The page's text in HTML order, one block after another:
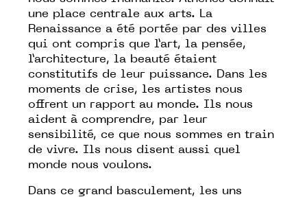
une place centrale aux arts. La
Renaissance a été portée par des villes
qui ont compris que l’art, la pensée,
l’architecture, la beauté étaient
constitutifs de leur puissance. Dans les
moments de crise, les artistes nous
offrent un rapport au monde. Ils nous
aident à comprendre, par leur
sensibilité, ce que nous sommes en train
de vivre. Ils nous disent aussi quel
monde nous voulons.
Dans ce grand basculement, les uns